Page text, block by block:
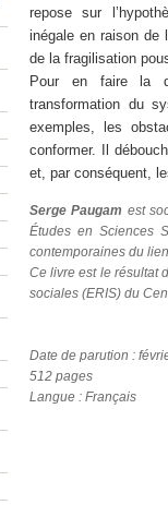
repose sur
inégale en raison de
de la fragilisation
Pour en faire la
transformation du
exemples, les
conformer. Il
et, par conséquent,
Serge Paugam est
Études en Sciences
contemporaines du
Ce livre est le résultat
sociales (ERIS) du
Date de parution :
512 pages
Langue : Français